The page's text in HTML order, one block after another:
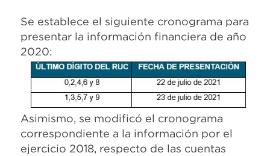
Se establece el siguiente cronograma para
presentar la información financiera de año
2020:
Asimismo, se modificó el cronograma
correspondiente a la información por el
ejercicio 2018, respecto de las cuentas